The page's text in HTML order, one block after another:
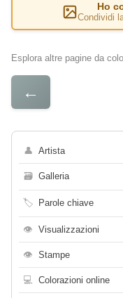
Ho
Condividi
Esplora altre pagine da
←
👤 Artista
🗃 Galleria
🏷 Parole chiave
👁 Visualizzazioni
👁 Stampe
💻 Colorazioni online